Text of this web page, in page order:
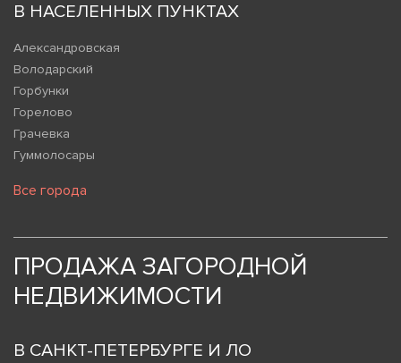
В НАСЕЛЕННЫХ ПУНКТАХ
Александровская
Володарский
Горбунки
Горелово
Грачевка
Гуммолосары
Все города
ПРОДАЖА ЗАГОРОДНОЙ
НЕДВИЖИМОСТИ
В САНКТ-ПЕТЕРБУРГЕ И ЛО